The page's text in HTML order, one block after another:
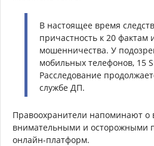
В настоящее время
причастность к 20 фактам
мошенничества. У
мобильных телефонов, 15
Расследование
службе ДП.
Правоохранители напоминают о
внимательными и осторожными
онлайн-платформ.